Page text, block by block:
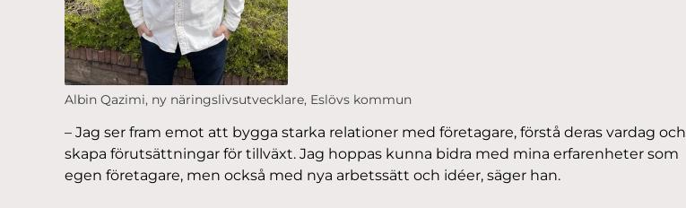
Albin Qazimi, ny näringslivsutvecklare, Eslövs kommun
– Jag ser fram emot att bygga starka relationer med företagare, förstå deras vardag och
skapa förutsättningar för tillväxt. Jag hoppas kunna bidra med mina erfarenheter som
egen företagare, men också med nya arbetssätt och idéer, säger han.